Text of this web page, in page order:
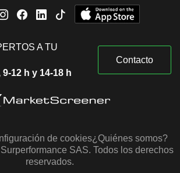
A TU
12 h y 14-18 h
Contacto
de cookies¿Quiénes somos?
SAS. Todos los derechos
reservados.